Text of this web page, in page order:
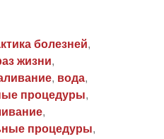
болезней,
жизни,
, вода,
процедуры,
,
процедуры,